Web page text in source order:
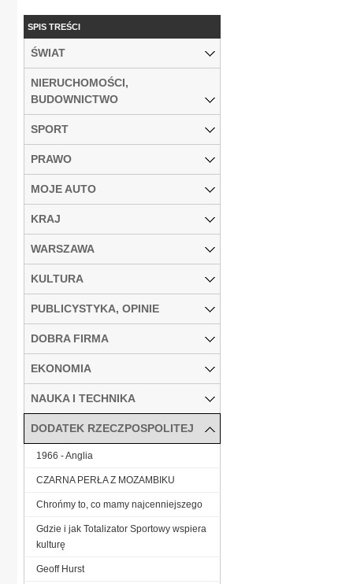
SPIS TREŚCI
ŚWIAT
NIERUCHOMOŚCI,
BUDOWNICTWO
SPORT
PRAWO
MOJE AUTO
KRAJ
WARSZAWA
KULTURA
PUBLICYSTYKA, OPINIE
DOBRA FIRMA
EKONOMIA
NAUKA I TECHNIKA
DODATEK RZECZPOSPOLITEJ
1966 - Anglia
CZARNA PERŁA Z MOZAMBIKU
Chrońmy to, co mamy najcenniejszego
Gdzie i jak Totalizator Sportowy wspiera
kulturę
Geoff Hurst